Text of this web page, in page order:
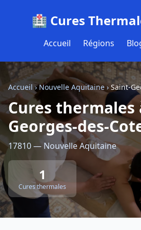
🏥 Cures
Accueil Régions
Accueil ›Nouvelle Aquitaine›Saint-
Cures thermales
Georges-des-
17810 — Nouvelle Aquitaine
1
Cures thermales